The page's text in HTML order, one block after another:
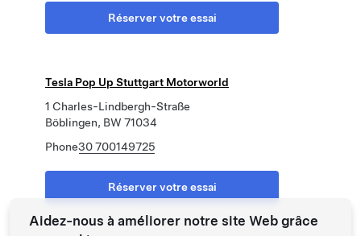
Réserver votre essai
Tesla Pop Up Stuttgart Motorworld
1 Charles-Lindbergh-Straße
Böblingen, BW 71034
Phone30 700149725
Réserver votre essai
Aidez-nous à améliorer notre site Web grâce